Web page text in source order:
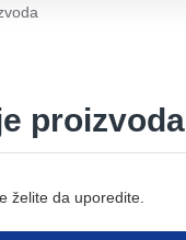
proizvoda
želite da uporedite.